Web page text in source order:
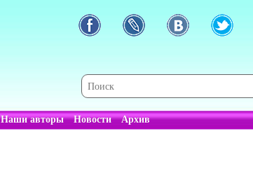
Наши авторы Новости Архив